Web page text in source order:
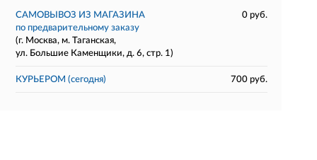
САМОВЫВОЗ ИЗ МАГАЗИНА
0 руб.
по предварительному заказу
(г. Москва, м. Таганская,
ул. Большие Каменщики, д. 6, стр. 1)
КУРЬЕРОМ (сегодня) 700 руб.